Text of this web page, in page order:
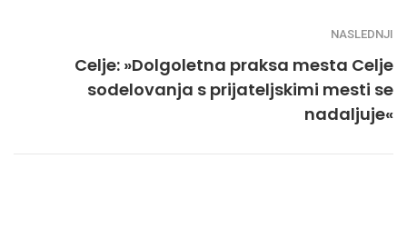
NASLEDNJI
Celje: »Dolgoletna praksa mesta Celje
sodelovanja s prijateljskimi mesti se
nadaljuje«